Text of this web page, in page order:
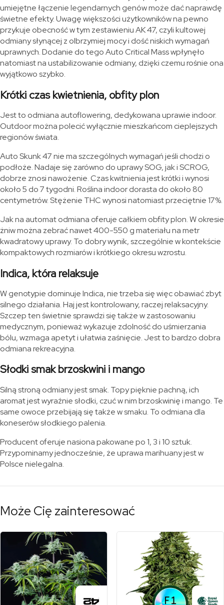
umiejętne łączenie legendarnych genów może dać naprawdę
świetne efekty. Uwagę większości użytkowników na pewno
przykuje obecność w tym zestawieniu AK 47, czyli kultowej
odmiany słynącej z olbrzymiej mocy i dość niskich wymagań
uprawnych. Dodanie do tego Auto Critical Mass wpłynęło
natomiast na ustabilizowanie odmiany, dzięki czemu rośnie ona
wyjątkowo szybko.
Krótki czas kwietnienia, obfity plon
Jest to odmiana autoflowering, dedykowana uprawie indoor.
Outdoor można polecić wyłącznie mieszkańcom cieplejszych
regionów świata.
Auto Skunk 47 nie ma szczególnych wymagań jeśli chodzi o
podłoże. Nadaje się zarówno do uprawy SOG, jak i SCROG,
dobrze znosi nawożenie. Czas kwitnienia jest krótki i wynosi
około 5 do 7 tygodni. Roślina indoor dorasta do około 80
centymetrów. Stężenie THC wynosi natomiast przeciętnie 17%.
Jak na automat odmiana oferuje całkiem obfity plon. W okresie
żniw można zebrać nawet 400-550 g materiału na metr
kwadratowy uprawy. To dobry wynik, szczególnie w kontekście
kompaktowych rozmiarów i krótkiego okresu wzrostu.
Indica, która relaksuje
W genotypie dominuje Indica, nie trzeba się więc obawiać zbyt
silnego działania. Haj jest kontrolowany, raczej relaksacyjny.
Szczep ten świetnie sprawdzi się także w zastosowaniu
medycznym, ponieważ wykazuje zdolność do uśmierzania
bólu, wzmaga apetyt i ułatwia zaśnięcie. Jest to bardzo dobra
odmiana rekreacyjna.
Słodki smak brzoskwini i mango
Silną stroną odmiany jest smak. Topy pięknie pachną, ich
aromat jest wyraźnie słodki, czuć w nim brzoskwinię i mango. Te
same owoce przebijają się także w smaku. To odmiana dla
koneserów słodkiego palenia.
Producent oferuje nasiona pakowane po 1, 3 i 10 sztuk.
Przypominamy jednocześnie, że uprawa marihuany jest w
Polsce nielegalna.
Może Cię zainteresować